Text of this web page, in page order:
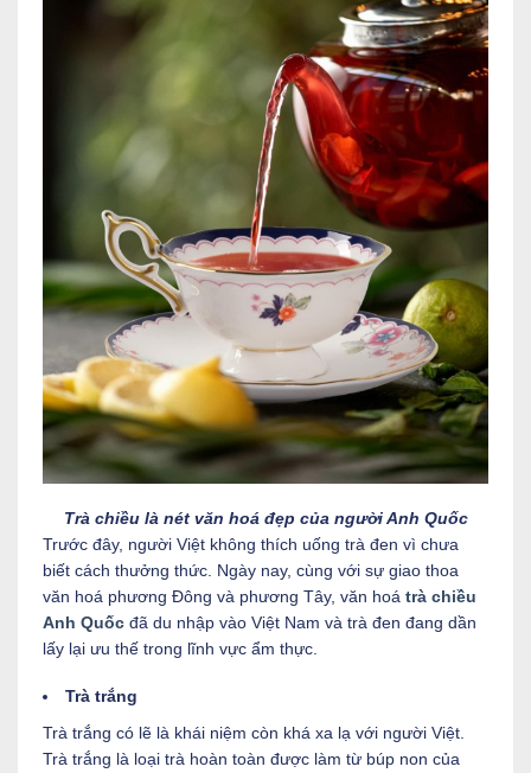
Trà chiều là nét văn hoá đẹp của người Anh Quốc
Trước đây, người Việt không thích uống trà đen vì chưa
biết cách thưởng thức. Ngày nay, cùng với sự giao thoa
văn hoá phương Đông và phương Tây, văn hoá trà chiều
Anh Quốc đã du nhập vào Việt Nam và trà đen đang dần
lấy lại ưu thế trong lĩnh vực ẩm thực.
Trà trắng
Trà trắng có lẽ là khái niệm còn khá xa lạ với người Việt.
Trà trắng là loại trà hoàn toàn được làm từ búp non của